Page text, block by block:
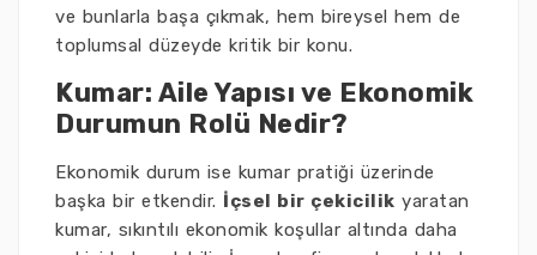
ve bunlarla başa çıkmak, hem bireysel hem de
toplumsal düzeyde kritik bir konu.
Kumar: Aile Yapısı ve Ekonomik
Durumun Rolü Nedir?
Ekonomik durum ise kumar pratiği üzerinde
başka bir etkendir. İçsel bir çekicilik yaratan
kumar, sıkıntılı ekonomik koşullar altında daha